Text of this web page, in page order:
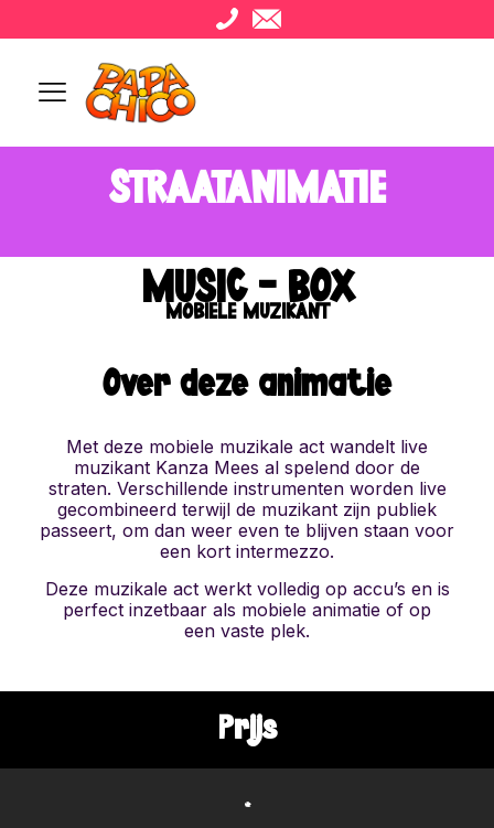
STRAATANIMATIE
MUSIC - BOX
MOBIELE MUZIKANT
Over deze animatie
Met deze mobiele muzikale act wandelt live
muzikant Kanza Mees al spelend door de
straten. Verschillende instrumenten worden live
gecombineerd terwijl de muzikant zijn publiek
passeert, om dan weer even te blijven staan voor
een kort intermezzo.
Deze muzikale act werkt volledig op accu’s en is
perfect inzetbaar als mobiele animatie of op
een vaste plek.
Prijs
*